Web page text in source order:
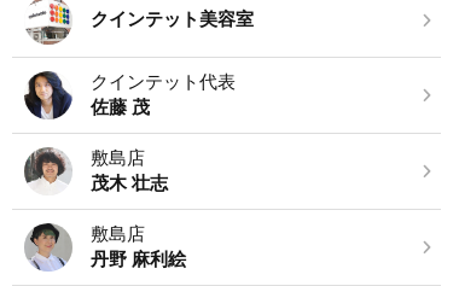
クインテット美容室
クインテット代表
佐藤 茂
敷島店
茂木 壮志
敷島店
丹野 麻利絵